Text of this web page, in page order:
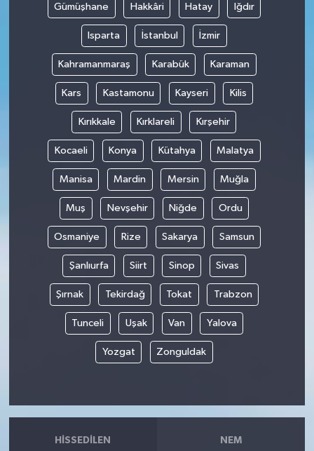
Gümüşhane Hakkâri Hatay Iğdır
Isparta İstanbul İzmir
Kahramanmaraş Karabük Karaman
Kars Kastamonu Kayseri Kilis
Kırıkkale Kırklareli Kırşehir
Kocaeli Konya Kütahya Malatya
Manisa Mardin Mersin Muğla
Muş Nevşehir Niğde Ordu
Osmaniye Rize Sakarya Samsun
Şanlıurfa Siirt Sinop Sivas
Şırnak Tekirdağ Tokat Trabzon
Tunceli Uşak Van Yalova
Yozgat Zonguldak
HISSEDILEN NEM